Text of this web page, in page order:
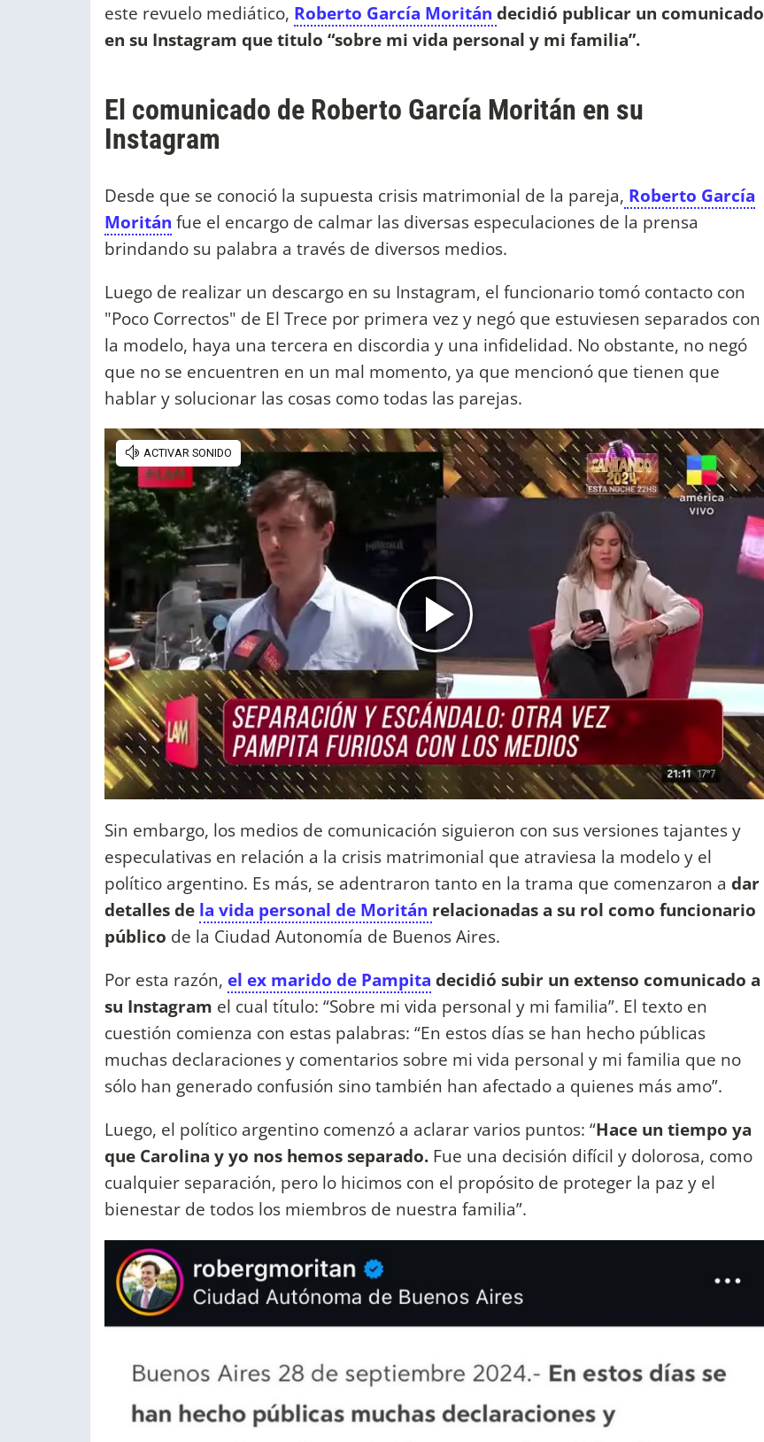
este revuelo mediático, Roberto García Moritán decidió publicar un comunicado
en su Instagram que titulo “sobre mi vida personal y mi familia”.
El comunicado de Roberto García Moritán en su
Instagram
Desde que se conoció la supuesta crisis matrimonial de la pareja, Roberto García
Moritán fue el encargo de calmar las diversas especulaciones de la prensa
brindando su palabra a través de diversos medios.
Luego de realizar un descargo en su Instagram, el funcionario tomó contacto con
"Poco Correctos" de El Trece por primera vez y negó que estuviesen separados con
la modelo, haya una tercera en discordia y una infidelidad. No obstante, no negó
que no se encuentren en un mal momento, ya que mencionó que tienen que
hablar y solucionar las cosas como todas las parejas.
Sin embargo, los medios de comunicación siguieron con sus versiones tajantes y
especulativas en relación a la crisis matrimonial que atraviesa la modelo y el
político argentino. Es más, se adentraron tanto en la trama que comenzaron a dar
detalles de la vida personal de Moritán relacionadas a su rol como funcionario
público de la Ciudad Autonomía de Buenos Aires.
Por esta razón, el ex marido de Pampita decidió subir un extenso comunicado a
su Instagram el cual título: “Sobre mi vida personal y mi familia”. El texto en
cuestión comienza con estas palabras: “En estos días se han hecho públicas
muchas declaraciones y comentarios sobre mi vida personal y mi familia que no
sólo han generado confusión sino también han afectado a quienes más amo”.
Luego, el político argentino comenzó a aclarar varios puntos: “Hace un tiempo ya
que Carolina y yo nos hemos separado. Fue una decisión difícil y dolorosa, como
cualquier separación, pero lo hicimos con el propósito de proteger la paz y el
bienestar de todos los miembros de nuestra familia”.